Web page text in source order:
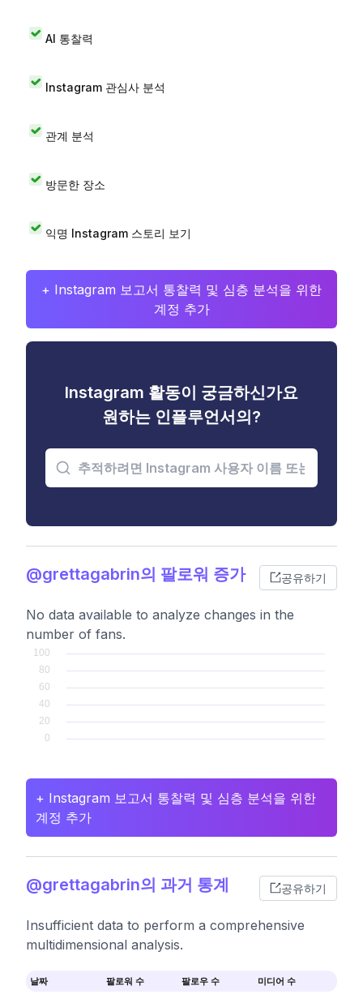
AI 통찰력
Instagram 관심사 분석
관계 분석
방문한 장소
익명 Instagram 스토리 보기
+ Instagram 보고서 통찰력 및 심층 분석을 위한
계정 추가
Instagram 활동이 궁금하신가요
원하는 인플루언서의?
@grettagabrin의 팔로워 증가 공유하기
No data available to analyze changes in the
number of fans.
+ Instagram 보고서 통찰력 및 심층 분석을 위한
계정 추가
@grettagabrin의 과거 통계 공유하기
Insufficient data to perform a comprehensive
multidimensional analysis.
날짜 팔로워 수 팔로우 수 미디어 수